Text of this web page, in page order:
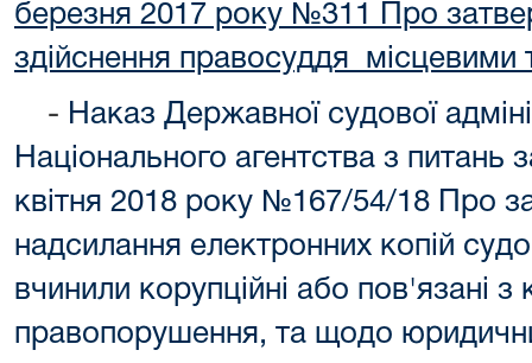
березня 2017 року №311 Про
здійснення правосуддя місцевими
- Наказ Державної судової
Національного агентства з питань
квітня 2018 року №167/54/18 Про
надсилання електронних копій
вчинили корупційні або пов'язані з
правопорушення, та щодо